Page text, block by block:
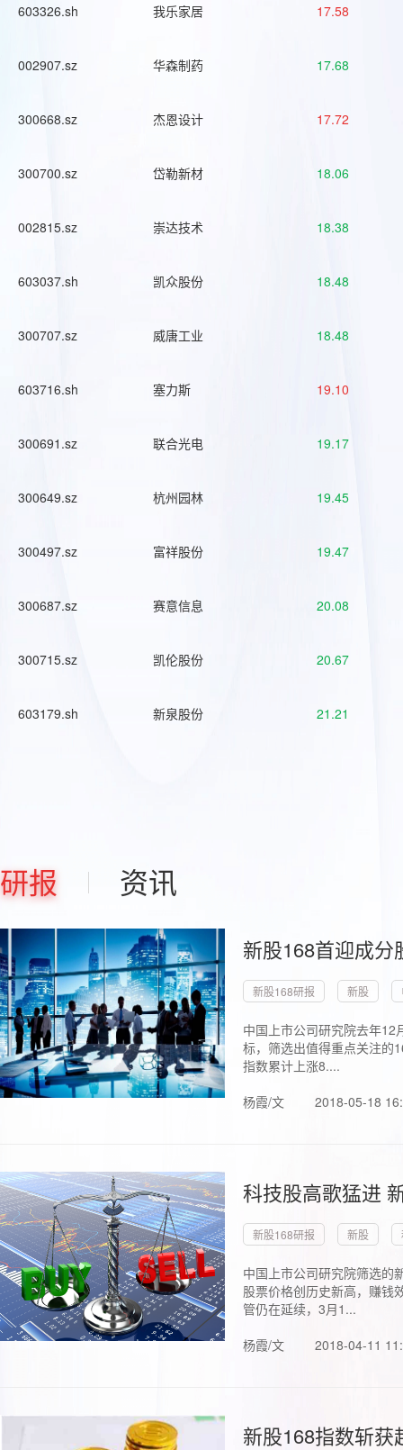
603326.sh 我乐家居 17.58
002907.sz 华森制药 17.68
300668.sz 杰恩设计 17.72
300700.sz 岱勒新材 18.06
002815.sz 崇达技术 18.38
603037.sh 凯众股份 18.48
300707.sz 威唐工业 18.48
603716.sh 塞力斯 19.10
300691.sz 联合光电 19.17
300649.sz 杭州园林 19.45
300497.sz 富祥股份 19.47
300687.sz 赛意信息 20.08
300715.sz 凯伦股份 20.67
603179.sh 新泉股份 21.21
研报 资讯
新股168首迎成
新股168研报 新股
中国上市公司研究院去年
标，筛选出值得重点关注的
指数累计上涨8....
杨霞/文
2018-05-18
科技股高歌猛进
新股168研报 新股
中国上市公司研究院筛选的
股票价格创历史新高，赚钱
管仍在延续，3月1...
杨霞/文
2018-04-11
新股168指数斩